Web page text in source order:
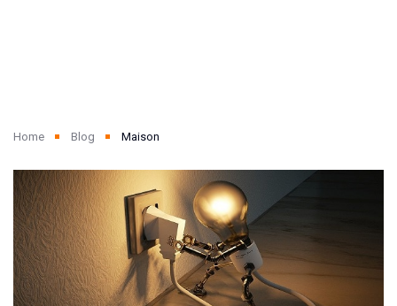
Home Blog Maison